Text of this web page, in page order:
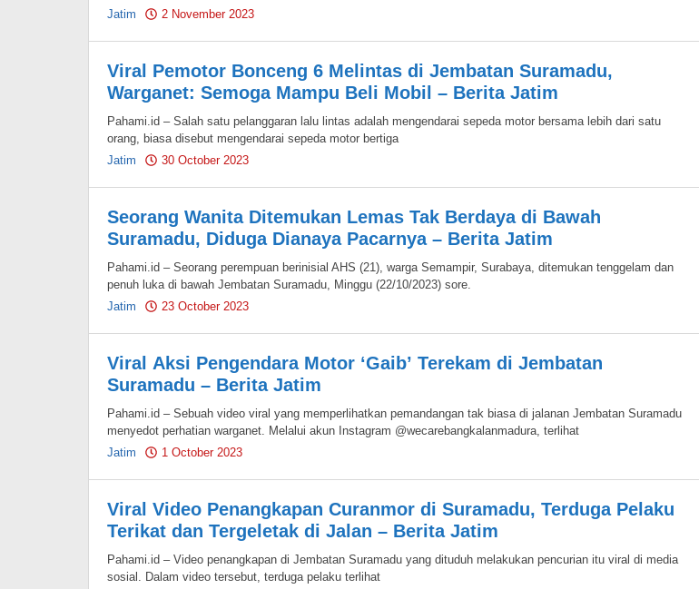
Jatim
2 November 2023
Viral Pemotor Bonceng 6 Melintas di Jembatan Suramadu,
Warganet: Semoga Mampu Beli Mobil – Berita Jatim
Pahami.id – Salah satu pelanggaran lalu lintas adalah mengendarai sepeda motor bersama lebih dari satu
orang, biasa disebut mengendarai sepeda motor bertiga
Jatim
30 October 2023
Seorang Wanita Ditemukan Lemas Tak Berdaya di Bawah
Suramadu, Diduga Dianaya Pacarnya – Berita Jatim
Pahami.id – Seorang perempuan berinisial AHS (21), warga Semampir, Surabaya, ditemukan tenggelam dan
penuh luka di bawah Jembatan Suramadu, Minggu (22/10/2023) sore.
Jatim
23 October 2023
Viral Aksi Pengendara Motor ‘Gaib’ Terekam di Jembatan
Suramadu – Berita Jatim
Pahami.id – Sebuah video viral yang memperlihatkan pemandangan tak biasa di jalanan Jembatan Suramadu
menyedot perhatian warganet. Melalui akun Instagram @wecarebangkalanmadura, terlihat
Jatim
1 October 2023
Viral Video Penangkapan Curanmor di Suramadu, Terduga Pelaku
Terikat dan Tergeletak di Jalan – Berita Jatim
Pahami.id – Video penangkapan di Jembatan Suramadu yang dituduh melakukan pencurian itu viral di media
sosial. Dalam video tersebut, terduga pelaku terlihat